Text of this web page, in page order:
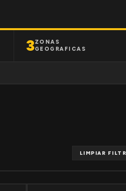
3ZONAS
GEOGRAFICAS
LIMPIAR